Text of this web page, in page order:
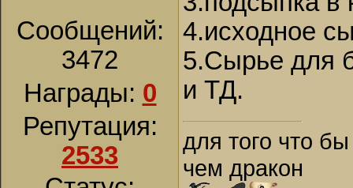
Сообщений:
3472
Награды: 0
Репутация:
2533
4.исходное
5.Сырье для
и ТД.
для того что
чем дракон